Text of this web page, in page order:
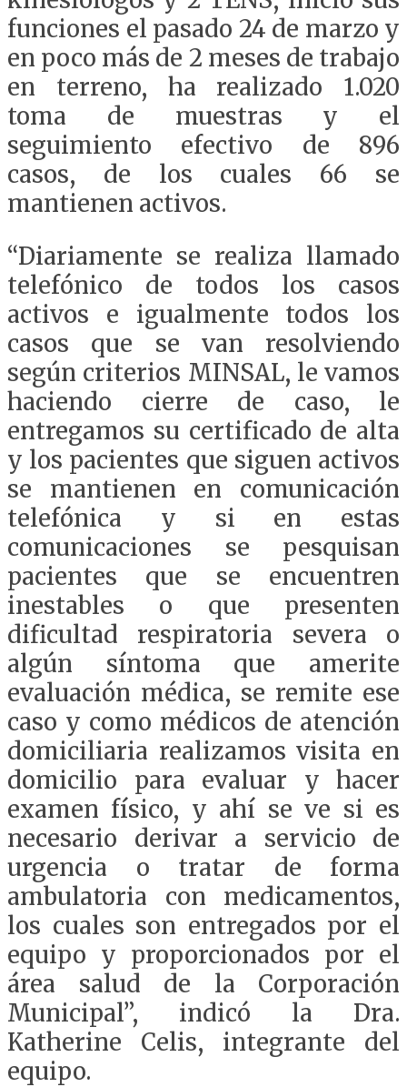
funciones el pasado 24 de marzo y
en poco más de 2 meses de trabajo
en terreno, ha realizado 1.020
toma de muestras y el
seguimiento efectivo de 896
casos, de los cuales 66 se
mantienen activos.
“Diariamente se realiza llamado
telefónico de todos los casos
activos e igualmente todos los
casos que se van resolviendo
según criterios MINSAL, le vamos
haciendo cierre de caso, le
entregamos su certificado de alta
y los pacientes que siguen activos
se mantienen en comunicación
telefónica y si en estas
comunicaciones se pesquisan
pacientes que se encuentren
inestables o que presenten
dificultad respiratoria severa o
algún síntoma que amerite
evaluación médica, se remite ese
caso y como médicos de atención
domiciliaria realizamos visita en
domicilio para evaluar y hacer
examen físico, y ahí se ve si es
necesario derivar a servicio de
urgencia o tratar de forma
ambulatoria con medicamentos,
los cuales son entregados por el
equipo y proporcionados por el
área salud de la Corporación
Municipal”, indicó la Dra.
Katherine Celis, integrante del
equipo.